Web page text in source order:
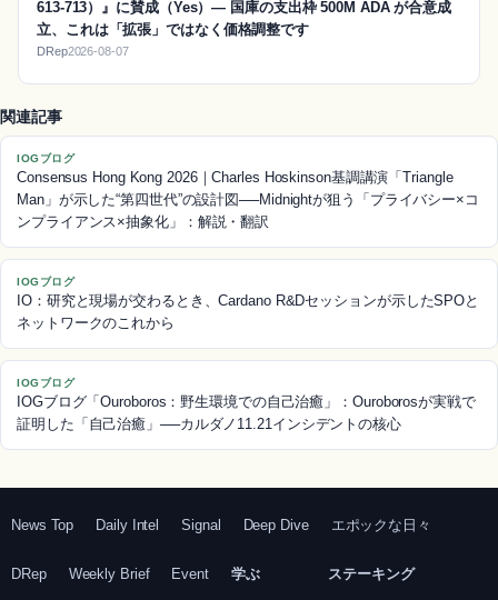
613-713）』に賛成（Yes）― 国庫の支出枠 500M ADA が合意成
立、これは「拡張」ではなく価格調整です
DRep2026-08-07
関連記事
IOGブログ
Consensus Hong Kong 2026｜Charles Hoskinson基調講演「Triangle
Man」が示した“第四世代”の設計図──Midnightが狙う「プライバシー×コ
ンプライアンス×抽象化」：解説・翻訳
IOGブログ
IO：研究と現場が交わるとき、Cardano R&Dセッションが示したSPOと
ネットワークのこれから
IOGブログ
IOGブログ「Ouroboros：野生環境での自己治癒」：Ouroborosが実戦で
証明した「自己治癒」──カルダノ11.21インシデントの核心
News Top Daily Intel Signal Deep Dive エポックな日々
DRep Weekly Brief Event 学ぶ ステーキング